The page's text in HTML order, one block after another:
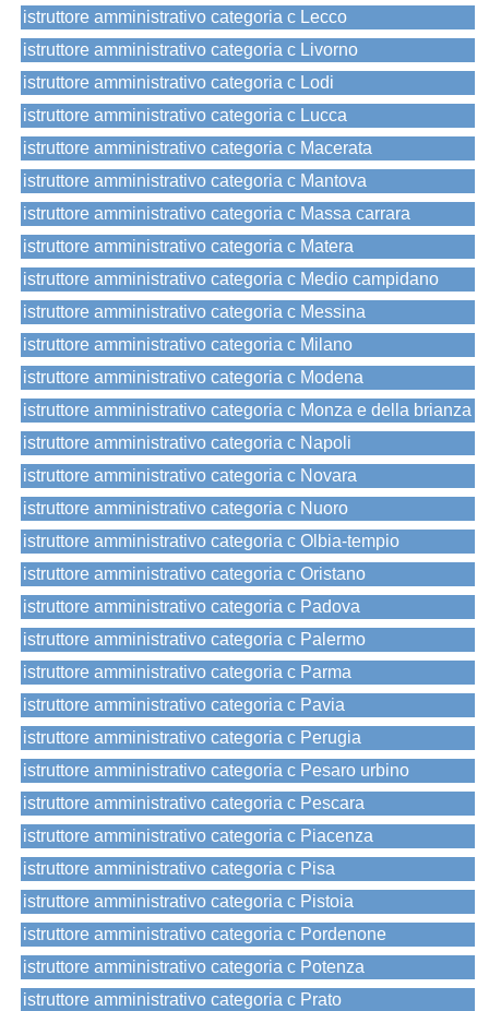
istruttore amministrativo categoria c Lecco
istruttore amministrativo categoria c Livorno
istruttore amministrativo categoria c Lodi
istruttore amministrativo categoria c Lucca
istruttore amministrativo categoria c Macerata
istruttore amministrativo categoria c Mantova
istruttore amministrativo categoria c Massa carrara
istruttore amministrativo categoria c Matera
istruttore amministrativo categoria c Medio campidano
istruttore amministrativo categoria c Messina
istruttore amministrativo categoria c Milano
istruttore amministrativo categoria c Modena
istruttore amministrativo categoria c Monza e della brianza
istruttore amministrativo categoria c Napoli
istruttore amministrativo categoria c Novara
istruttore amministrativo categoria c Nuoro
istruttore amministrativo categoria c Olbia-tempio
istruttore amministrativo categoria c Oristano
istruttore amministrativo categoria c Padova
istruttore amministrativo categoria c Palermo
istruttore amministrativo categoria c Parma
istruttore amministrativo categoria c Pavia
istruttore amministrativo categoria c Perugia
istruttore amministrativo categoria c Pesaro urbino
istruttore amministrativo categoria c Pescara
istruttore amministrativo categoria c Piacenza
istruttore amministrativo categoria c Pisa
istruttore amministrativo categoria c Pistoia
istruttore amministrativo categoria c Pordenone
istruttore amministrativo categoria c Potenza
istruttore amministrativo categoria c Prato